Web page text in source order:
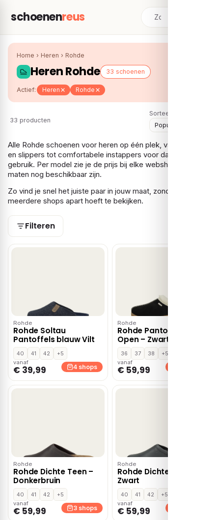
schoenenreus
Home › Heren › Rohde
Heren Rohde 33 schoenen
Actief: Heren Rohde
33 producten
Sorteer:
Alle Rohde schoenen voor heren op één plek, van pantoffels
en slippers tot comfortabele instappers voor dagelijks
gebruik. Per model zie je de prijs bij elke webshop en welke
maten nog beschikbaar zijn.
Zo vind je snel het juiste paar in jouw maat, zonder dat je
meerdere shops apart hoeft te bekijken.
Filteren
Rohde
Rohde Soltau
Pantoffels blauw Vilt
40 41 42
+5
vanaf
€ 39,99 4 shops
Rohde
Rohde Pantoffels
Open – Zwart
36 37 38
+5
vanaf
€ 59,99
Rohde
Rohde Dichte Teen –
Donkerbruin
40 41 42
+5
vanaf
€ 59,99 3 shops
Rohde
Rohde Dichte Teen –
Zwart
40 41 42
+5
vanaf
€ 59,99